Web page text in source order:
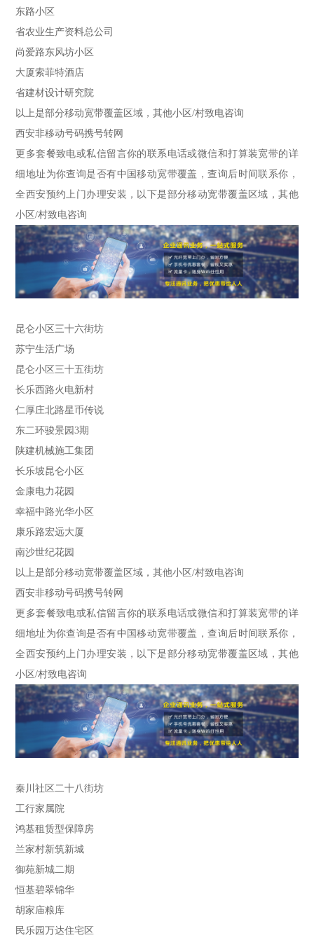
东路小区
省农业生产资料总公司
尚爱路东风坊小区
大厦索菲特酒店
省建材设计研究院
以上是部分移动宽带覆盖区域，其他小区/村致电咨询
西安非移动号码携号转网
更多套餐致电或私信留言你的联系电话或微信和打算装宽带的详
细地址为你查询是否有中国移动宽带覆盖，查询后时间联系你，
全西安预约上门办理安装，以下是部分移动宽带覆盖区域，其他
小区/村致电咨询
昆仑小区三十六街坊
苏宁生活广场
昆仑小区三十五街坊
长乐西路火电新村
仁厚庄北路星币传说
东二环骏景园3期
陕建机械施工集团
长乐坡昆仑小区
金康电力花园
幸福中路光华小区
康乐路宏远大厦
南沙世纪花园
以上是部分移动宽带覆盖区域，其他小区/村致电咨询
西安非移动号码携号转网
更多套餐致电或私信留言你的联系电话或微信和打算装宽带的详
细地址为你查询是否有中国移动宽带覆盖，查询后时间联系你，
全西安预约上门办理安装，以下是部分移动宽带覆盖区域，其他
小区/村致电咨询
秦川社区二十八街坊
工行家属院
鸿基租赁型保障房
兰家村新筑新城
御苑新城二期
恒基碧翠锦华
胡家庙粮库
民乐园万达住宅区